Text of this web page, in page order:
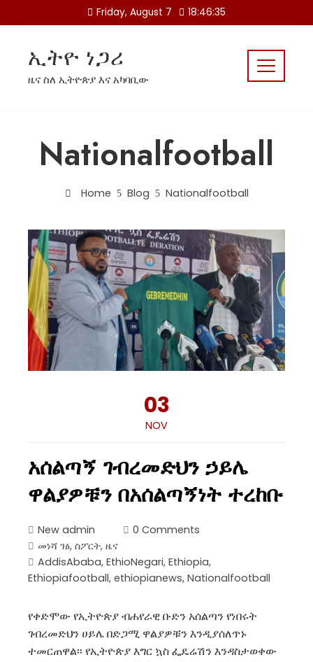
to
Friday, August 7 18:46:36
ኢትዮ ነጋሪ
ዜና ስለ ኢትዮጵያ እና አካባቢው
Nationalfootball
Home Blog Nationalfootball
03
NOV
አሰልጣኝ ገብረመድህን ኃይሌ
ዋልያዎቹን በአሰልጣኝነት ተረከቡ
New admin
0 Comments
መነሻ ገፅ, ስፖርት, ዜና
AddisAbaba, EthioNegari, Ethiopia,
Ethiopiafootball, ethiopianews, Nationalfootball
የቀድሞው የኢትዮጵያ ብሐየራዊ ቡድን አሰልጣን የነበሩት
ገብረመድህን ሀይሌ በድጋሚ ዋልያዎቹን እንዲያሰለጥኑ
ተመርጠዋል፡፡ የኢትዮጵያ እግር ኳስ ፌዴሬሽን እንዳስታወቀው